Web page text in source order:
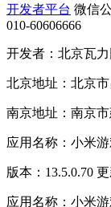
开发者平台 微信
010-60606666
开发者：北京瓦
北京地址：北京
南京地址：南京
应用名称：小米
版本：13.5.0.70
应用名称：小米